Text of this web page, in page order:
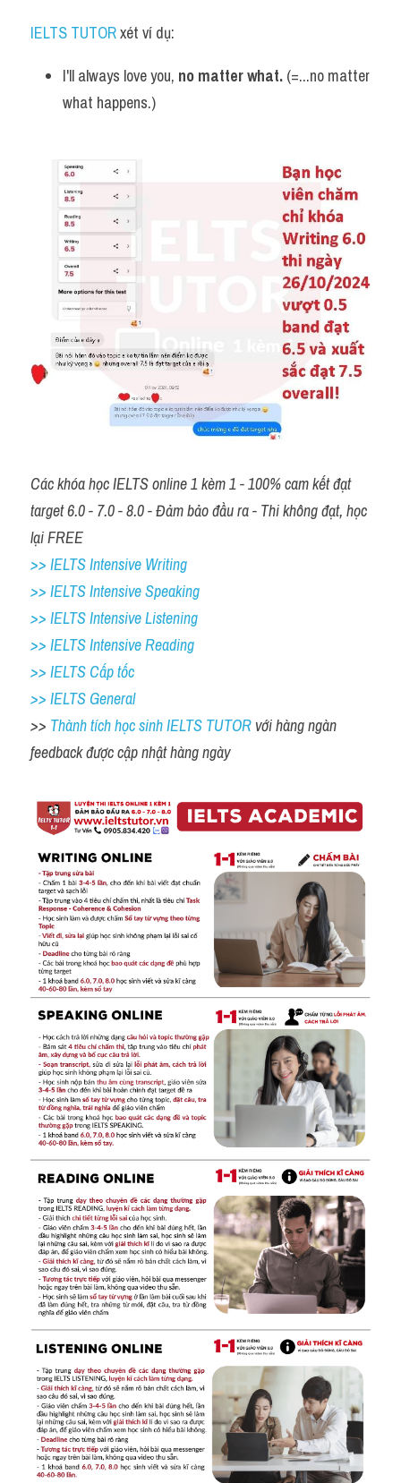
IELTS TUTOR xét ví dụ:
I'll always love you, no matter what. (=...no matter
what happens.)
Các khóa học IELTS online 1 kèm 1 - 100% cam kết đạt
target 6.0 - 7.0 - 8.0 - Đảm bảo đầu ra - Thi không đạt, học
lại FREE
>> IELTS Intensive Writing
>> IELTS Intensive Speaking
>> IELTS Intensive Listening
>> IELTS Intensive Reading
>> IELTS Cấp tốc
>> IELTS General
>> Thành tích học sinh IELTS TUTOR với hàng ngàn
feedback được cập nhật hàng ngày